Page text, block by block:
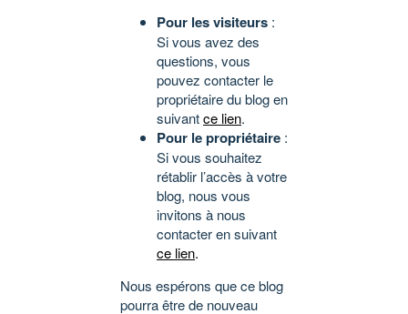
Pour les visiteurs :
Si vous avez des
questions, vous
pouvez contacter le
propriétaire du blog en
suivantce lien.
Pour le propriétaire :
Si vous souhaitez
rétablir l’accès à votre
blog, nous vous
invitons à nous
contacter en suivant
ce lien.
Nous espérons que ce blog
pourra être de nouveau